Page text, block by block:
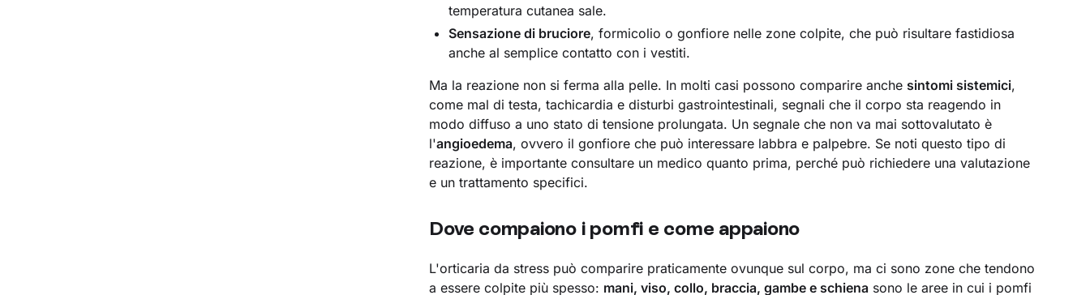
temperatura cutanea sale.
Sensazione di bruciore, formicolio o gonfiore nelle zone colpite, che può risultare fastidiosa
anche al semplice contatto con i vestiti.
Ma la reazione non si ferma alla pelle. In molti casi possono comparire anche sintomi sistemici,
come mal di testa, tachicardia e disturbi gastrointestinali, segnali che il corpo sta reagendo in
modo diffuso a uno stato di tensione prolungata. Un segnale che non va mai sottovalutato è
l'angioedema, ovvero il gonfiore che può interessare labbra e palpebre. Se noti questo tipo di
reazione, è importante consultare un medico quanto prima, perché può richiedere una valutazione
e un trattamento specifici.
Dove compaiono i pomfi e come appaiono
L'orticaria da stress può comparire praticamente ovunque sul corpo, ma ci sono zone che tendono
a essere colpite più spesso: mani, viso, collo, braccia, gambe e schiena sono le aree in cui i pomfi